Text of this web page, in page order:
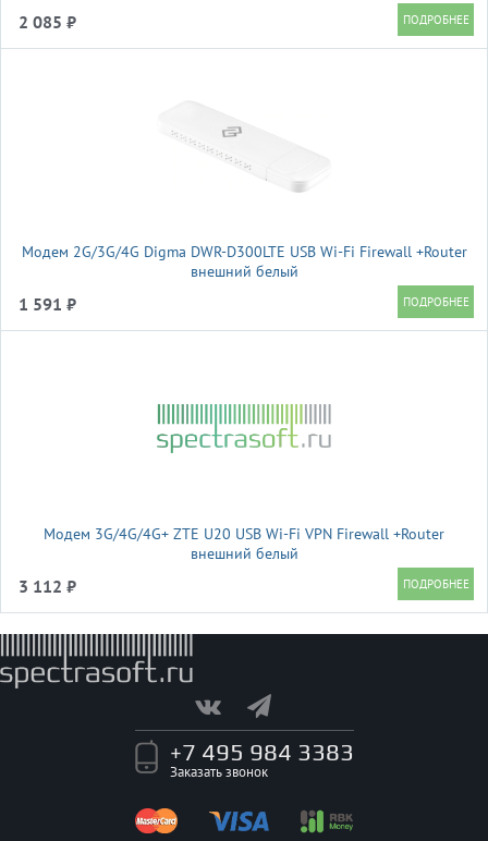
2 085 ₽
Модем 2G/3G/4G Digma DWR-D300LTE USB Wi-Fi Firewall +Router
внешний белый
1 591 ₽
Модем 3G/4G/4G+ ZTE U20 USB Wi-Fi VPN Firewall +Router
внешний белый
3 112 ₽
+7 495 984 3383
Заказать звонок